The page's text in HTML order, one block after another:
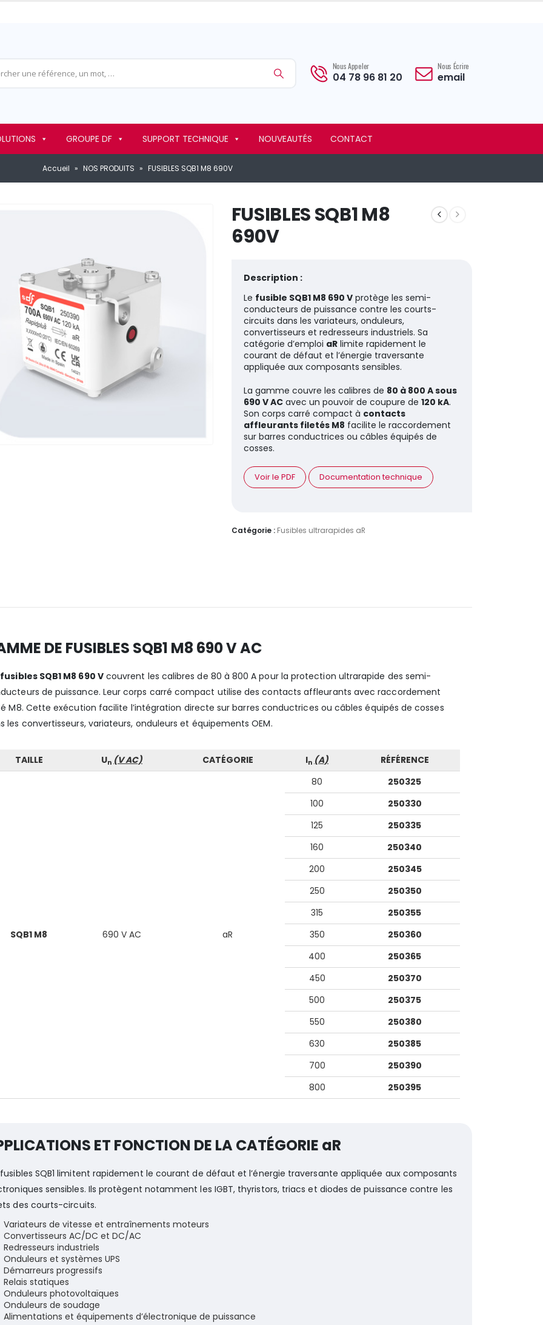
Nous Appeler
04 78 96 81 20
Nous Écrire
email
GROUPE DF SUPPORT TECHNIQUE NOUVEAUTÉS CONTACT
Accueil » NOS PRODUITS » FUSIBLES SQB1 M8 690V
FUSIBLES SQB1 M8
690V
Description :
Le fusible SQB1 M8 690 Vprotège les semi-
conducteurs de puissance contre les courts-
circuits dans les variateurs, onduleurs,
convertisseurs et redresseurs industriels. Sa
catégorie d’emploi aRlimite rapidement le
courant de défaut et l’énergie traversante
appliquée aux composants sensibles.
La gamme couvre les calibres de 80 à 800 A sous
690 V ACavec un pouvoir de coupure de 120 kA.
Son corps carré compact à contacts
affleurants filetés M8 facilite le raccordement
sur barres conductrices ou câbles équipés de
cosses.
Voir le PDF Documentation technique
Catégorie : Fusibles ultrarapides aR
DE FUSIBLES SQB1 M8 690 V AC
fusibles SQB1 M8 690 Vcouvrent les calibres de 80 à 800 A pour la protection ultrarapide des semi-
de puissance. Leur corps carré compact utilise des contacts affleurants avec raccordement
M8. Cette exécution facilite l’intégration directe sur barres conductrices ou câbles équipés de cosses
les convertisseurs, variateurs, onduleurs et équipements OEM.
TAILLE Un (V AC) CATÉGORIE In (A) RÉFÉRENCE
SQB1 M8 690 V AC aR
80
250325
100
250330
125
250335
160
250340
200
250345
250
250350
315
250355
350
250360
400
250365
450
250370
500
250375
550
250380
630
250385
700
250390
800
250395
ET FONCTION DE LA CATÉGORIE aR
fusibles SQB1 limitent rapidement le courant de défaut et l’énergie traversante appliquée aux composants
sensibles. Ils protègent notamment les IGBT, thyristors, triacs et diodes de puissance contre les
des courts-circuits.
Variateurs de vitesse et entraînements moteurs
Convertisseurs AC/DC et DC/AC
Redresseurs industriels
Onduleurs et systèmes UPS
Démarreurs progressifs
Relais statiques
Onduleurs photovoltaïques
Onduleurs de soudage
Alimentations et équipements d’électronique de puissance